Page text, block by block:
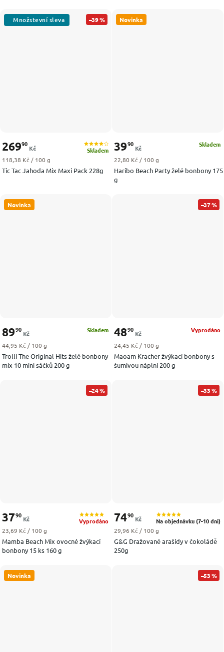
–39 %
Tic Tac Jahoda Mix Maxi Pack 228g
Skladem
26990
Kč
Měrná cena:
118,38 Kč / 100 g
Novinka
Haribo Beach Party želé bonbony 175
g
Skladem
3990
Kč
Měrná cena:
22,80 Kč / 100 g
Novinka
Trolli The Original Hits želé bonbony
mix 10 mini sáčků 200 g
Skladem
8990
Kč
Měrná cena:
44,95 Kč / 100 g
–37 %
Maoam Kracher žvýkací bonbony s
šumivou náplní 200 g
Vyprodáno
4890
Kč
Měrná cena:
24,45 Kč / 100 g
–24 %
Mamba Beach Mix ovocné žvýkací
bonbony 15 ks 160 g
Vyprodáno
3790
Kč
Měrná cena:
23,69 Kč / 100 g
–33 %
G&G Dražované arašídy v čokoládě
250g
Na objednávku (7-10 dní)
7490
Kč
Měrná cena:
29,96 Kč / 100 g
Novinka –53 %